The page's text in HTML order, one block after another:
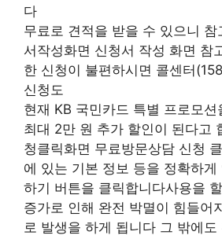
다
무료로 견적을 받을 수 있으니 참
서작성화면 신청서 작성 화면 참
한 신청이 불편하시면 콜센터
신청도
현재 KB 국민카드 특별 프로모션
최대 2만 원 추가 할인이 된다고
청클릭화면 무료방문상담 신청
에 있는 기본 정보 등을 정확하게
하기 버튼을 클릭합니다사용을
증가로 인해 완전 박멸이 힘들어
로 발생을 하게 됩니다 그 밖에